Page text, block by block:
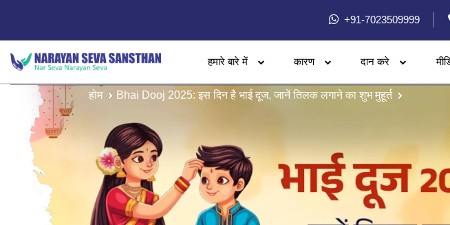
+91-7023509999
हमारे बारे में कारण दान करे
होम Bhai Dooj 2025: इस दिन है भाई दूज, जानें तिलक लगाने का शुभ मुहूर्त